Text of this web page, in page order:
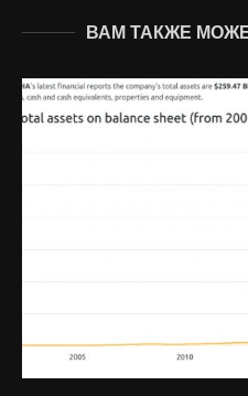
ВАМ ТАКЖЕ